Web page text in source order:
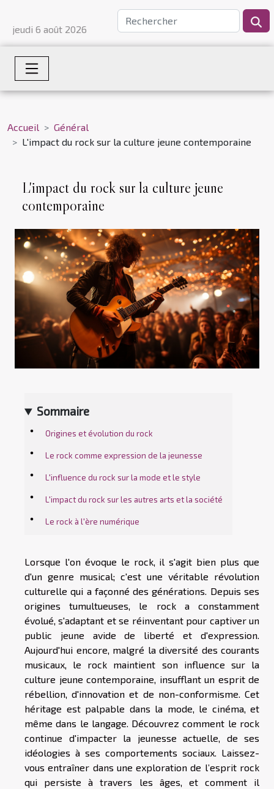
jeudi 6 août 2026
Accueil
Général
L'impact du rock sur la culture jeune contemporaine
L'impact du rock sur la culture jeune
contemporaine
Sommaire
Origines et évolution du rock
Le rock comme expression de la jeunesse
L'influence du rock sur la mode et le style
L'impact du rock sur les autres arts et la société
Le rock à l'ère numérique
Lorsque l'on évoque le rock, il s'agit bien plus que
d'un genre musical; c'est une véritable révolution
culturelle qui a façonné des générations. Depuis ses
origines tumultueuses, le rock a constamment
évolué, s'adaptant et se réinventant pour captiver un
public jeune avide de liberté et d'expression.
Aujourd'hui encore, malgré la diversité des courants
musicaux, le rock maintient son influence sur la
culture jeune contemporaine, insufflant un esprit de
rébellion, d'innovation et de non-conformisme. Cet
héritage est palpable dans la mode, le cinéma, et
même dans le langage. Découvrez comment le rock
continue d'impacter la jeunesse actuelle, de ses
idéologies à ses comportements sociaux. Laissez-
vous entraîner dans une exploration de l’esprit rock
qui persiste à travers les âges, et comment il